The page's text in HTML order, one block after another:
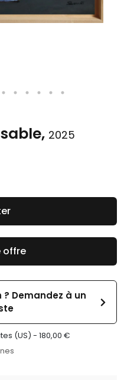
2025
offre
Demandez à un
(US) - 180,00 €